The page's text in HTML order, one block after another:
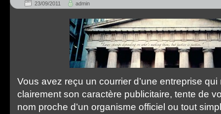
23/09/2011 admin
Vous avez reçu un courrier d’une entreprise qui
clairement son caractère publicitaire, tente de
nom proche d’un organisme officiel ou tout